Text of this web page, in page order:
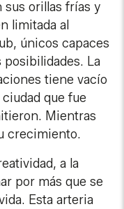
sus orillas frías y
limitada al
únicos capaces
posibilidades. La
tiene vacío
que fue
Mientras
crecimiento.
a la
por más que se
Esta arteria